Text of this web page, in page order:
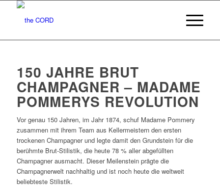
150 JAHRE BRUT
CHAMPAGNER – MADAME
POMMERYS REVOLUTION
Vor genau 150 Jahren, im Jahr 1874, schuf Madame Pommery
zusammen mit ihrem Team aus Kellermeistern den ersten
trockenen Champagner und legte damit den Grundstein für die
berühmte Brut-Stilistik, die heute 78 % aller abgefüllten
Champagner ausmacht. Dieser Meilenstein prägte die
Champagnerwelt nachhaltig und ist noch heute die weltweit
beliebteste Stilistik.